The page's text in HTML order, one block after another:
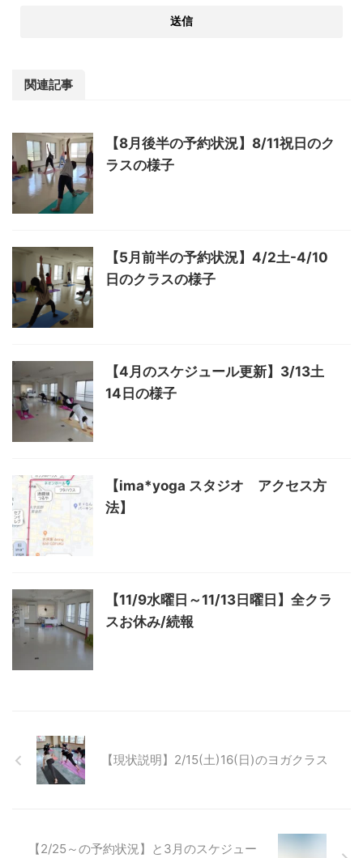
関連記事
【8月後半の予約状況】8/11祝日のク
ラスの様子
【5月前半の予約状況】4/2土-4/10
日のクラスの様子
【4月のスケジュール更新】3/13土
14日の様子
【ima*yoga スタジオ アクセス方
法】
【11/9水曜日～11/13日曜日】全クラ
スお休み/続報
【現状説明】2/15(土)16(日)のヨガクラス
【2/25～の予約状況】と3月のスケジュー